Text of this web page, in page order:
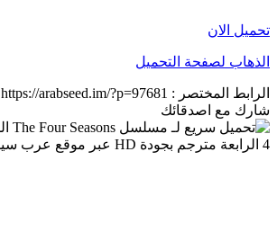
تحميل الان
الذهاب لصفحة التحميل
الرابط المختصر : https://arabseed.im/?p=97681
شارك مع اصدقائك